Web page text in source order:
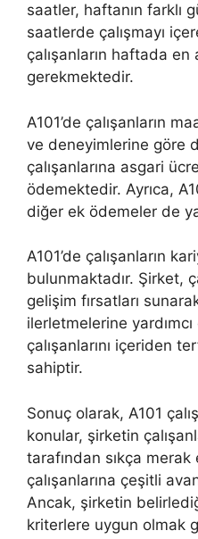
saatler, haftanın farklı
saatlerde çalışmayı
çalışanların haftada
gerekmektedir.
A101’de çalışanların
ve deneyimlerine göre
çalışanlarına asgari
ödemektedir. Ayrıca,
diğer ek ödemeler de
A101’de çalışanların
bulunmaktadır. Şirket,
gelişim fırsatları
ilerletmelerine yardımcı
çalışanlarını içeriden
sahiptir.
Sonuç olarak, A101
konular, şirketin
tarafından sıkça
çalışanlarına çeşitli
Ancak, şirketin
kriterlere uygun olmak